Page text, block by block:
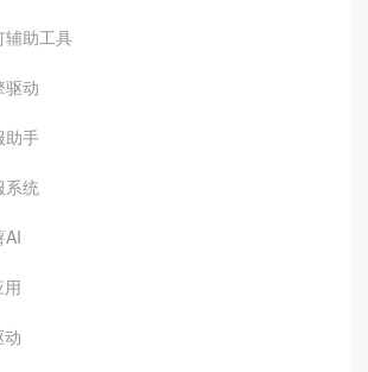
辅助工具
驱动
助手
系统
AI
用
动